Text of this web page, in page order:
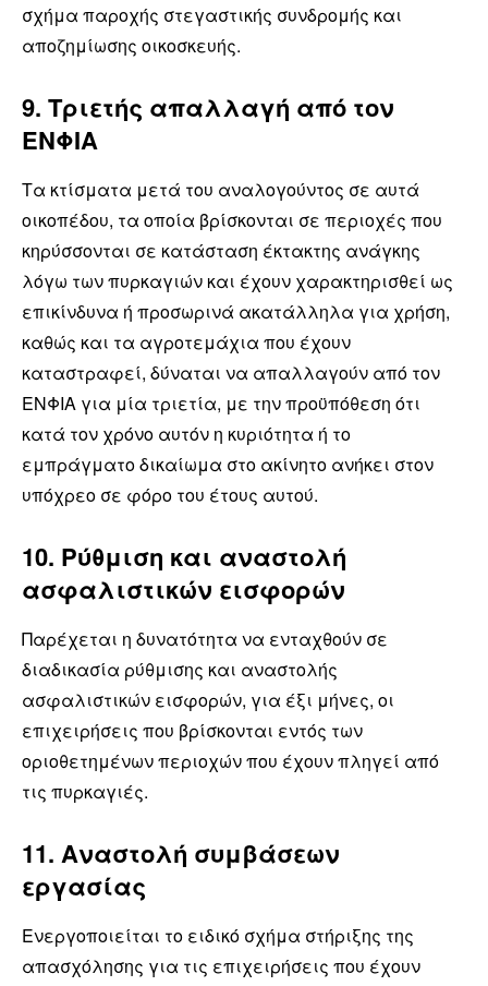
σχήμα παροχής στεγαστικής συνδρομής και
αποζημίωσης οικοσκευής.
9. Τριετής απαλλαγή από τον
ΕΝΦΙΑ
Τα κτίσματα μετά του αναλογούντος σε αυτά
οικοπέδου, τα οποία βρίσκονται σε περιοχές που
κηρύσσονται σε κατάσταση έκτακτης ανάγκης
λόγω των πυρκαγιών και έχουν χαρακτηρισθεί ως
επικίνδυνα ή προσωρινά ακατάλληλα για χρήση,
καθώς και τα αγροτεμάχια που έχουν
καταστραφεί, δύναται να απαλλαγούν από τον
ΕΝΦΙΑ για μία τριετία, με την προϋπόθεση ότι
κατά τον χρόνο αυτόν η κυριότητα ή το
εμπράγματο δικαίωμα στο ακίνητο ανήκει στον
υπόχρεο σε φόρο του έτους αυτού.
10. Ρύθμιση και αναστολή
ασφαλιστικών εισφορών
Παρέχεται η δυνατότητα να ενταχθούν σε
διαδικασία ρύθμισης και αναστολής
ασφαλιστικών εισφορών, για έξι μήνες, οι
επιχειρήσεις που βρίσκονται εντός των
οριοθετημένων περιοχών που έχουν πληγεί από
τις πυρκαγιές.
11. Αναστολή συμβάσεων
εργασίας
Ενεργοποιείται το ειδικό σχήμα στήριξης της
απασχόλησης για τις επιχειρήσεις που έχουν